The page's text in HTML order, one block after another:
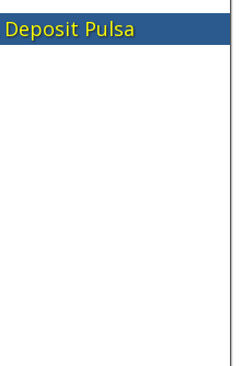
Pulsa